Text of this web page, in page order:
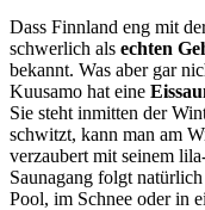
Dass Finnland eng mit
schwerlich als echten
bekannt. Was aber gar
Kuusamo hat eine
Sie steht inmitten der
schwitzt, kann man am
verzaubert mit seinem
Saunagang folgt
Pool, im Schnee oder in